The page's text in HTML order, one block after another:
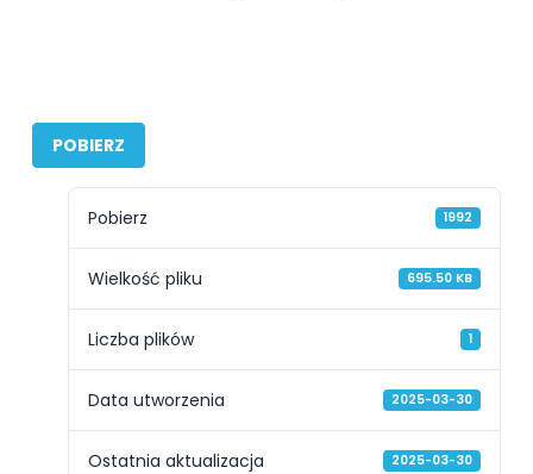
POBIERZ
Pobierz 1992
Wielkość pliku 695.50 KB
Liczba plików 1
Data utworzenia 2025-03-30
Ostatnia aktualizacja 2025-03-30